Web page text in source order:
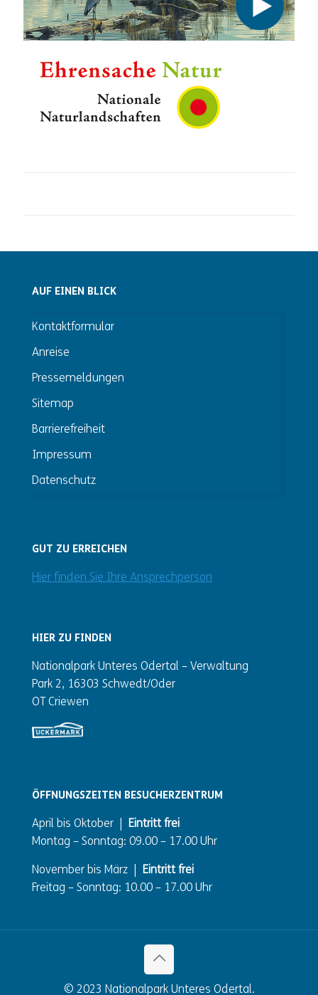
AUF EINEN BLICK
Kontaktformular
Anreise
Pressemeldungen
Sitemap
Barrierefreiheit
Impressum
Datenschutz
GUT ZU ERREICHEN
Hier finden Sie Ihre Ansprechperson
HIER ZU FINDEN
Nationalpark Unteres Odertal – Verwaltung
Park 2, 16303 Schwedt/Oder
OT Criewen
ÖFFNUNGSZEITEN BESUCHERZENTRUM
April bis Oktober | Eintritt frei
Montag – Sonntag: 09.00 – 17.00 Uhr
November bis März | Eintritt frei
Freitag – Sonntag: 10.00 – 17.00 Uhr
© 2023 Nationalpark Unteres Odertal.